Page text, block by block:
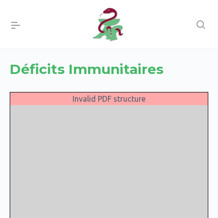
Déficits Immunitaires
Invalid PDF structure